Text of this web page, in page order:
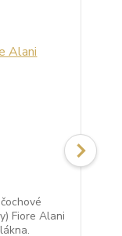
Fiore Alani